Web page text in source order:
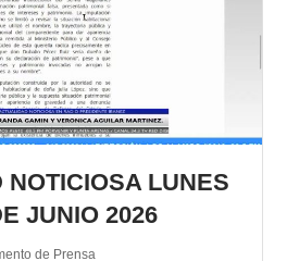
LUNES
JUNIO 2026
de Prensa